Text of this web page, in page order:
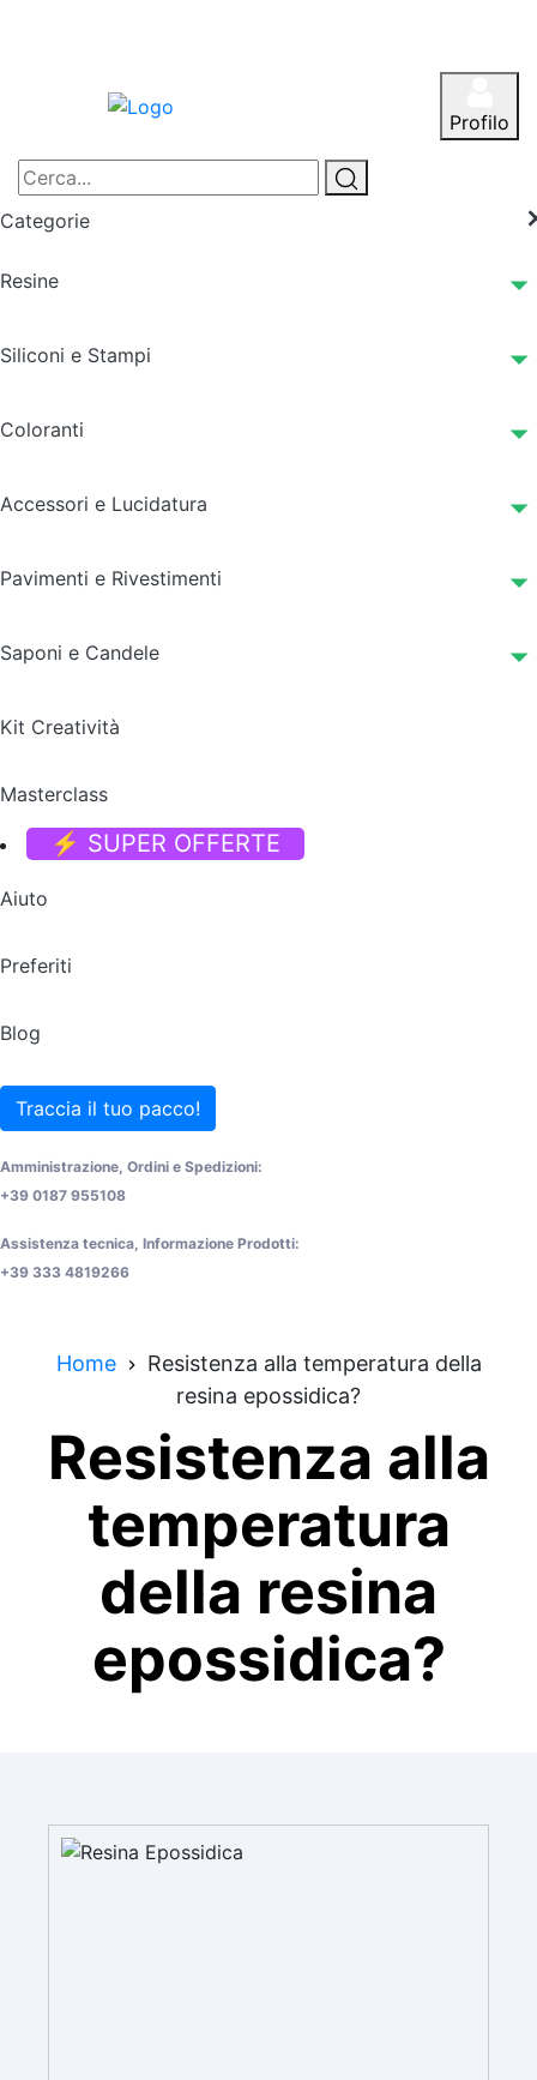
Profilo
Categorie
Resine
Siliconi e Stampi
Coloranti
Accessori e Lucidatura
Pavimenti e Rivestimenti
Saponi e Candele
Kit Creatività
Masterclass
⚡ SUPER OFFERTE
Aiuto
Preferiti
Blog
Traccia il tuo pacco!
Amministrazione, Ordini e Spedizioni:
+39 0187 955108
Assistenza tecnica, Informazione Prodotti:
+39 333 4819266
Home
Resistenza alla temperatura della
resina epossidica?
Resistenza alla
temperatura
della resina
epossidica?